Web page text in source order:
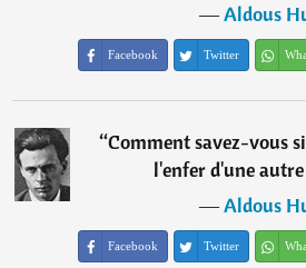
―Aldous
Facebook Twitter
“Comment savez-vous
l'enfer d'une
―Aldous
Facebook Twitter